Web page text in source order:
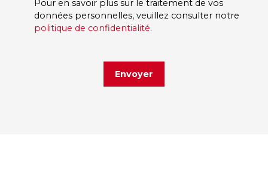
Pour en savoir plus sur le traitement de vos
données personnelles, veuillez consulter notre
politique de confidentialité.
Envoyer